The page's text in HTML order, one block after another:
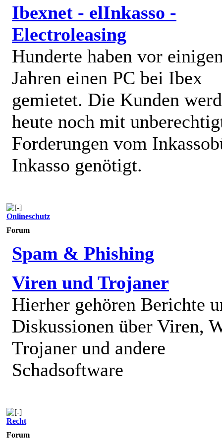
Ibexnet - elInkasso -
Electroleasing
Hunderte haben vor
Jahren einen PC bei Ibex
gemietet. Die Kunden
heute noch mit
Forderungen vom
Inkasso genötigt.
Onlineschutz
Forum
Spam & Phishing
Viren und Trojaner
Hierher gehören Berichte
Diskussionen über Viren,
Trojaner und andere
Schadsoftware
Recht
Forum